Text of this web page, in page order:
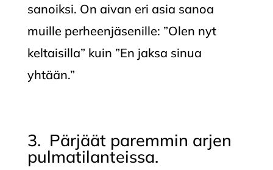
sanoiksi. On aivan eri asia sanoa
muille perheenjäsenille: ”Olen nyt
keltaisilla” kuin ”En jaksa sinua
yhtään.”
3. Pärjäät paremmin arjen
pulmatilanteissa.